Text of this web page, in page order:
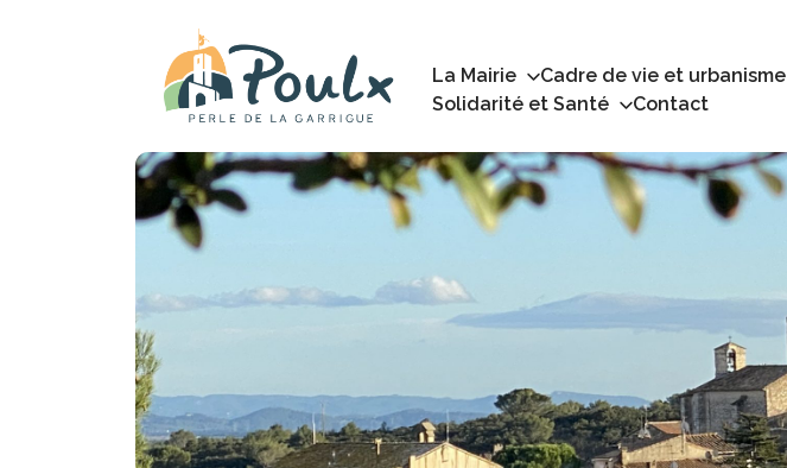
La Mairie Cadre de vie et urbanisme
Solidarité et Santé
Contact